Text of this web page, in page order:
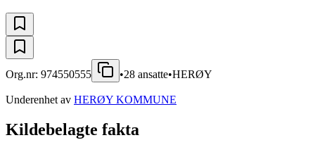
Org.nr: 974550555 •28 ansatte•HERØY
Underenhet av HERØY KOMMUNE
Kildebelagte fakta